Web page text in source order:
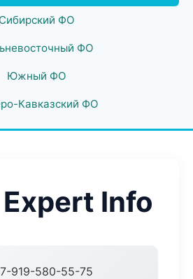
Сибирский ФО
ФО
Южный ФО
Кавказский ФО
Info
919-580-55-75